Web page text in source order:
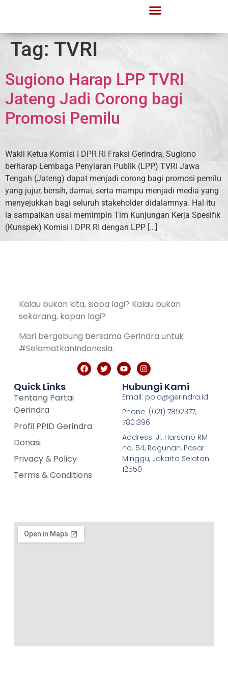
Tag: TVRI
Sugiono Harap LPP TVRI
Jateng Jadi Corong bagi
Promosi Pemilu
Wakil Ketua Komisi I DPR RI Fraksi Gerindra, Sugiono
berharap Lembaga Penyiaran Publik (LPP) TVRI Jawa
Tengah (Jateng) dapat menjadi corong bagi promosi pemilu
yang jujur, bersih, damai, serta mampu menjadi media yang
menyejukkan bagi seluruh stakeholder didalamnya. Hal itu
ia sampaikan usai memimpin Tim Kunjungan Kerja Spesifik
(Kunspek) Komisi I DPR RI dengan LPP […]
Kalau bukan kita, siapa lagi? Kalau bukan
sekarang, kapan lagi?
Mari bergabung bersama Gerindra untuk
#SelamatkanIndonesia.
Quick Links
Tentang Partai
Gerindra
Profil PPID Gerindra
Donasi
Privacy & Policy
Terms & Conditions
Hubungi Kami
Email: ppid@gerindra.id
Phone: (021) 7892377,
7801396
Address: Jl. Harsono RM
no. 54, Ragunan, Pasar
Minggu, Jakarta Selatan
12550